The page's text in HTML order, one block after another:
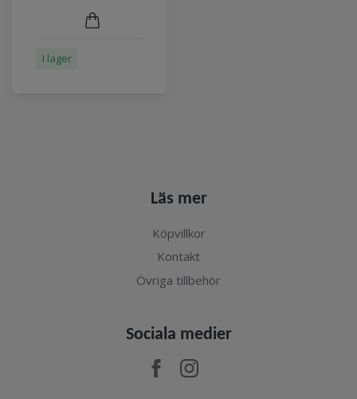
I lager
Läs mer
Köpvillkor
Kontakt
Övriga tillbehör
Sociala medier